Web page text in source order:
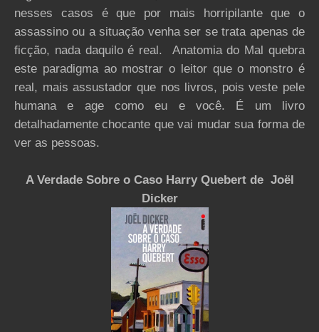
nesses casos é que por mais horripilante que o
assassino ou a situação venha ser se trata apenas de
ficção, nada daquilo é real. Anatomia do Mal quebra
este paradigma ao mostrar o leitor que o monstro é
real, mais assustador que nos livros, pois veste pele
humana e age como eu e você. É um livro
detalhadamente chocante que vai mudar sua forma de
ver as pessoas.
A Verdade Sobre o Caso Harry Quebert de Joël
Dicker